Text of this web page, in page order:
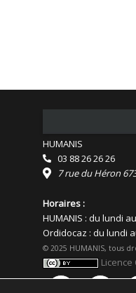
HUMANIS
03 88 26 26 26
7 rue du Héron
Horaires :
HUMANIS : du lundi
Ordidocaz : du lundi
© 2025 HUMANIS, tous